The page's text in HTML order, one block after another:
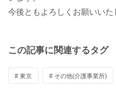
今後ともよろしくお願いいた
この記事に関連するタグ
# 東京 # その他(介護事業所)